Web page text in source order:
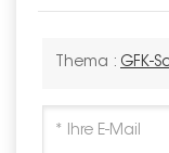
Thema : GFK-